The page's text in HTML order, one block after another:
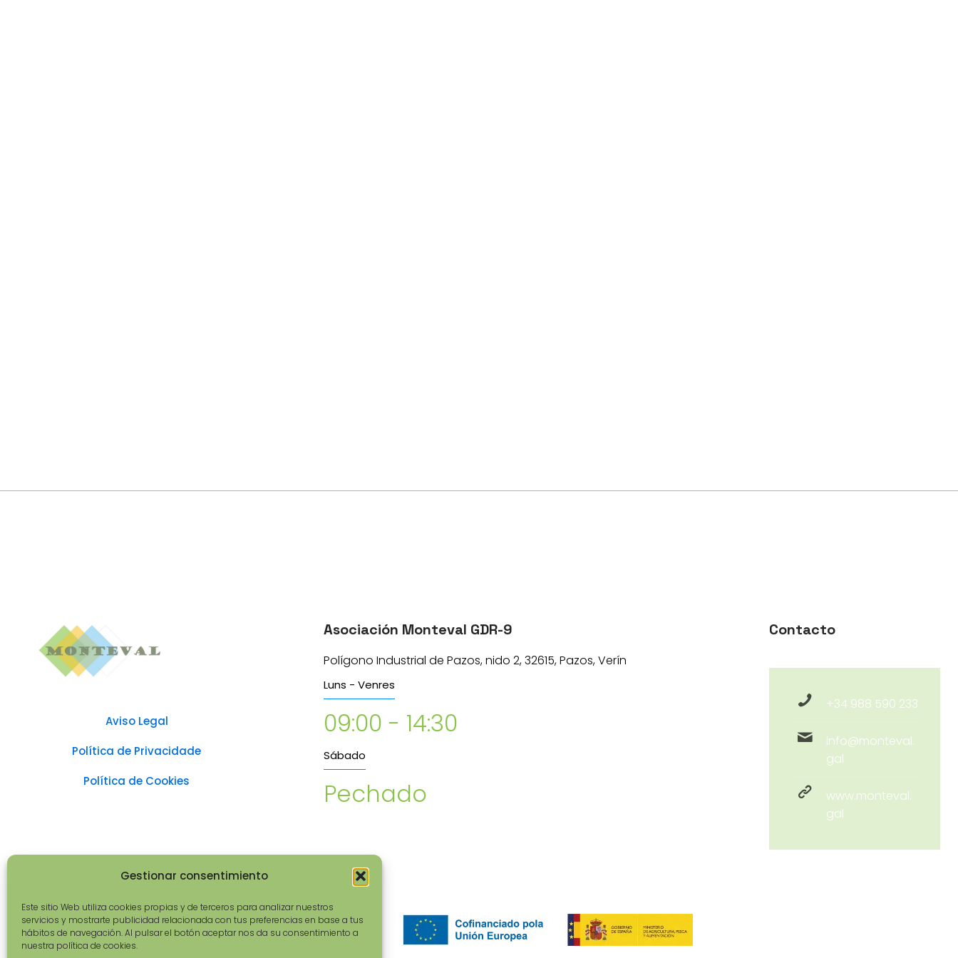
Gestionar consentimiento
Este sitio Web utiliza cookies propias y de terceros para analizar nuestros
servicios y mostrarte publicidad relacionada con tus preferencias en base a tus
hábitos de navegación. Al pulsar el botón aceptar nos da su consentimiento a
nuestra política de cookies.
Aviso Legal
Política de Privacidade
Política de Cookies
Asociación Monteval GDR-9
Polígono Industrial de Pazos, nido 2, 32615, Pazos, Verín
Luns - Venres
09:00 - 14:30
Sábado
Pechado
Contacto
+34 988 590 233
info@monteval.
gal
www.monteval.
gal